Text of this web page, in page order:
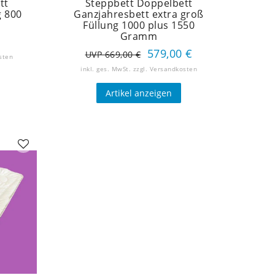
800
Steppbett Doppelbett
Ganzjahresbett extra groß
Füllung 1000 plus 1550
Gramm
UVP 669,00 € 579,00 €
inkl. ges. MwSt. zzgl. Versandkosten
Artikel anzeigen